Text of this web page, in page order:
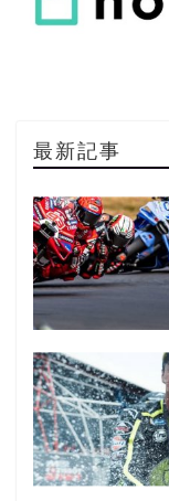
最新記事